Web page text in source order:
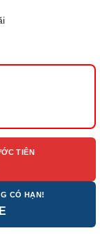
TIÊN
CÓ HẠN!